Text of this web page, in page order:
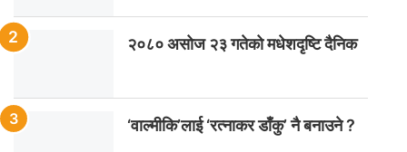
२०८० असोज २३ गतेको मधेशदृष्टि दैनिक
‘वाल्मीकि’लाई ‘रत्नाकर डाँकु’ नै बनाउने ?